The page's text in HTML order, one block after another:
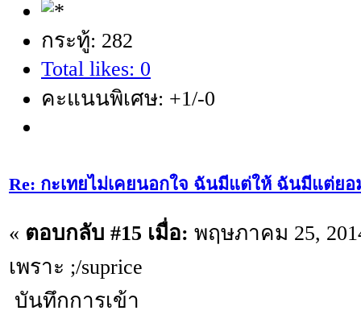
กระทู้: 282
Total likes: 0
คะแนนพิเศษ: +1/-0
Re: กะเทยไม่เคยนอกใจ ฉันมีแต่ให้ ฉันมีแต่ยอ
« ตอบกลับ #15 เมื่อ: พฤษภาคม 25,
เพราะ ;/suprice
บันทึกการเข้า